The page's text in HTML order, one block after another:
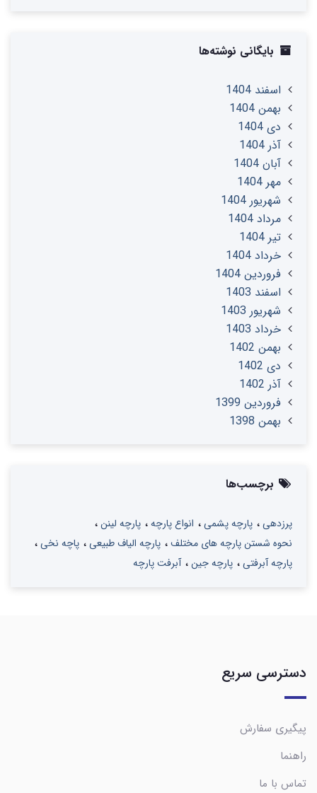
بایگانی نوشته‌ها
اسفند 1404
بهمن 1404
دی 1404
آذر 1404
آبان 1404
مهر 1404
شهریور 1404
مرداد 1404
تير 1404
خرداد 1404
فروردین 1404
اسفند 1403
شهریور 1403
خرداد 1403
بهمن 1402
دی 1402
آذر 1402
فروردین 1399
بهمن 1398
برچسب‌ها
پرزدهی پارچه پشمی انواع پارچه
پارچه لینن
نحوه شستن پارچه های مختلف
پارچه الیاف طبیعی
پاچه نخی
پارچه آبرفتی
پارچه جین آبرفت پارچه
دسترسی سریع
پیگیری سفارش
راهنما
تماس با ما